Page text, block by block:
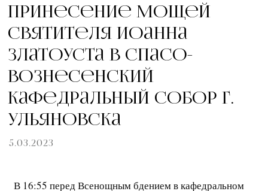
Принесение мощей
святителя Иоанна
Златоуста в Спасо-
Вознесенский
кафедральный собор г.
Ульяновска
5.03.2023
В 16:55 перед Всенощным бдением в кафедральном